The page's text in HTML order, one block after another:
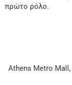
πρώτο ρόλο.
Athens Metro Mall ,